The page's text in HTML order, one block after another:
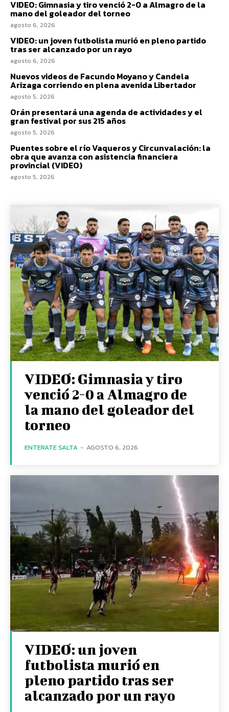
VIDEO: Gimnasia y tiro venció 2-0 a Almagro de la
mano del goleador del torneo
agosto 6, 2026
VIDEO: un joven futbolista murió en pleno partido
tras ser alcanzado por un rayo
agosto 6, 2026
Nuevos videos de Facundo Moyano y Candela
Arizaga corriendo en plena avenida Libertador
agosto 5, 2026
Orán presentará una agenda de actividades y el
gran festival por sus 215 años
agosto 5, 2026
Puentes sobre el río Vaqueros y Circunvalación: la
obra que avanza con asistencia financiera
provincial (VIDEO)
agosto 5, 2026
VIDEO: Gimnasia y tiro
venció 2-0 a Almagro de
la mano del goleador del
torneo
ENTERATE SALTA - AGOSTO 6, 2026
VIDEO: un joven
futbolista murió en
pleno partido tras ser
alcanzado por un rayo